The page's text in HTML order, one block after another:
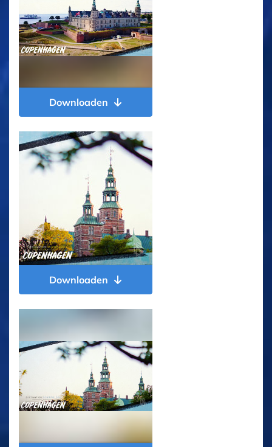
Downloaden
Downloaden